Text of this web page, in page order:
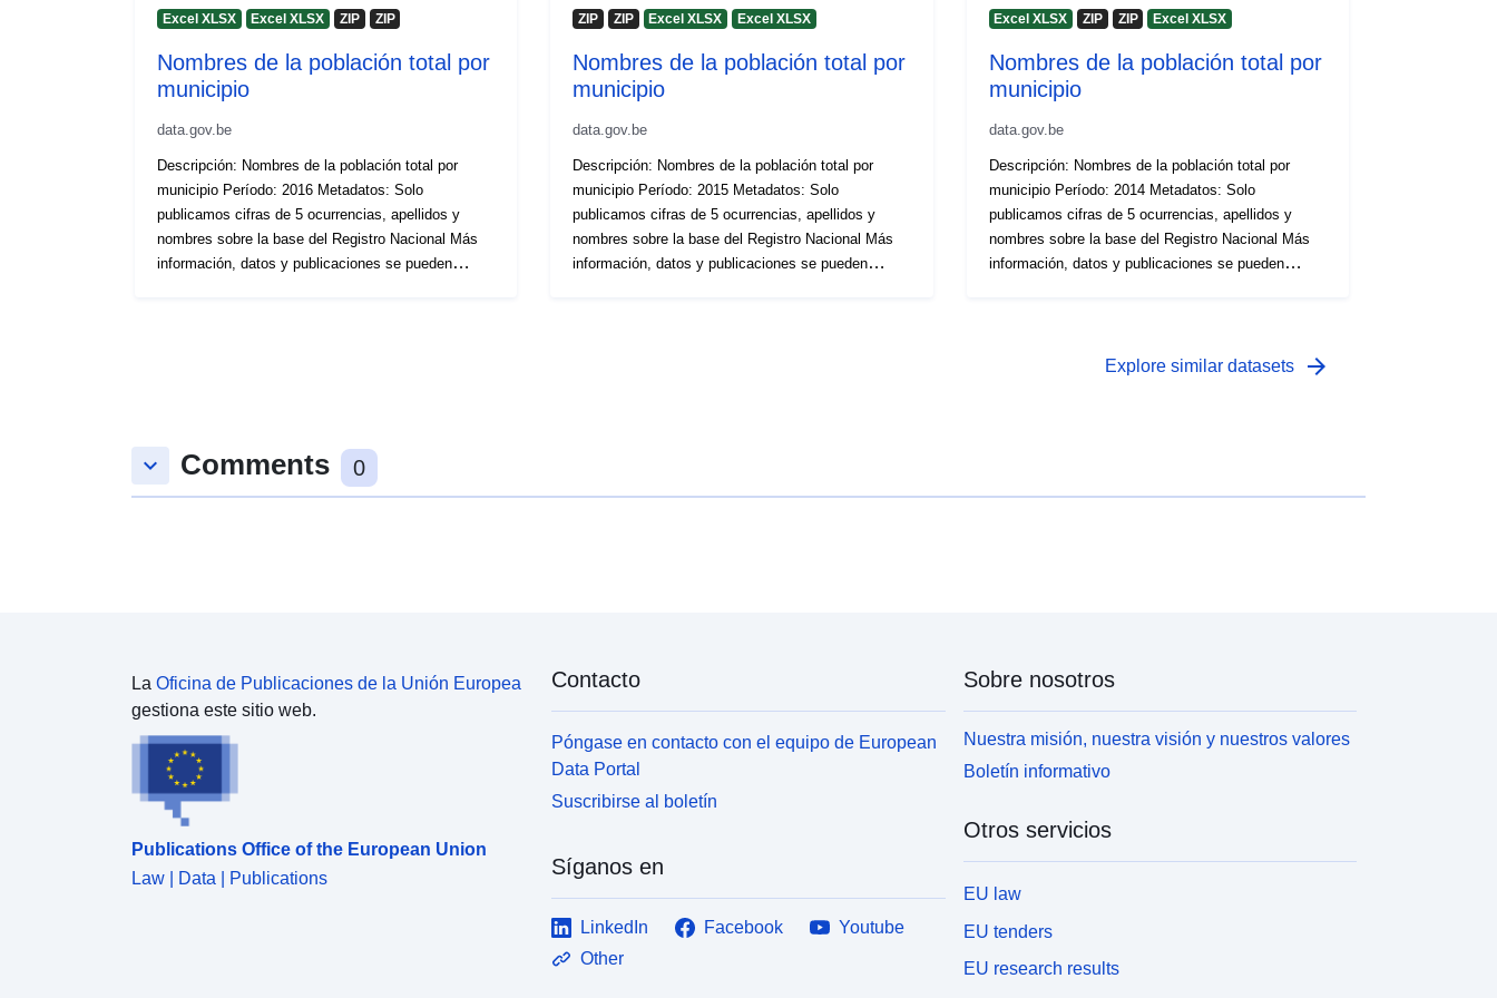
Excel XLSX Excel XLSX ZIP ZIP
Nombres de la población total por
municipio
data.gov.be
Descripción: Nombres de la población total por
municipio Período: 2016 Metadatos: Solo
publicamos cifras de 5 ocurrencias, apellidos y
nombres sobre la base del Registro Nacional Más
información, datos y publicaciones se pueden
ZIP ZIP Excel XLSX Excel XLSX
Nombres de la población total por
municipio
data.gov.be
Descripción: Nombres de la población total por
municipio Período: 2015 Metadatos: Solo
publicamos cifras de 5 ocurrencias, apellidos y
nombres sobre la base del Registro Nacional Más
información, datos y publicaciones se pueden
Excel XLSX ZIP ZIP Excel XLSX
Nombres de la población total por
municipio
data.gov.be
Descripción: Nombres de la población total por
municipio Período: 2014 Metadatos: Solo
publicamos cifras de 5 ocurrencias, apellidos y
nombres sobre la base del Registro Nacional Más
información, datos y publicaciones se pueden
Explore similar datasets arrow_forward
keyboard_arrow_down Comments 0
La Oficina de Publicaciones de la Unión Europea
gestiona este sitio web.
Publications Office of the European Union
Law | Data | Publications
Contacto
Póngase en contacto con el equipo de European
Data Portal
Suscribirse al boletín
Síganos en
LinkedIn Facebook
Youtube
Other
Sobre nosotros
Nuestra misión, nuestra visión y nuestros valores
Boletín informativo
Otros servicios
EU law
EU tenders
EU research results